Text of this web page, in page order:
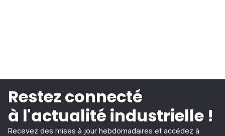
Restez connecté
à l'actualité industrielle !
Recevez des mises à jour hebdomadaires et accédez à